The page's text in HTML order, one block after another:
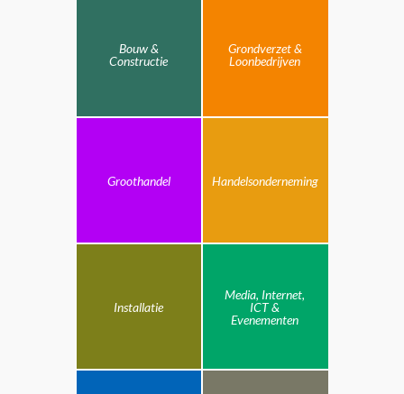
Bouw &
Constructie
Grondverzet &
Loonbedrijven
Groothandel Handelsonderneming
Installatie
Media, Internet,
ICT &
Evenementen